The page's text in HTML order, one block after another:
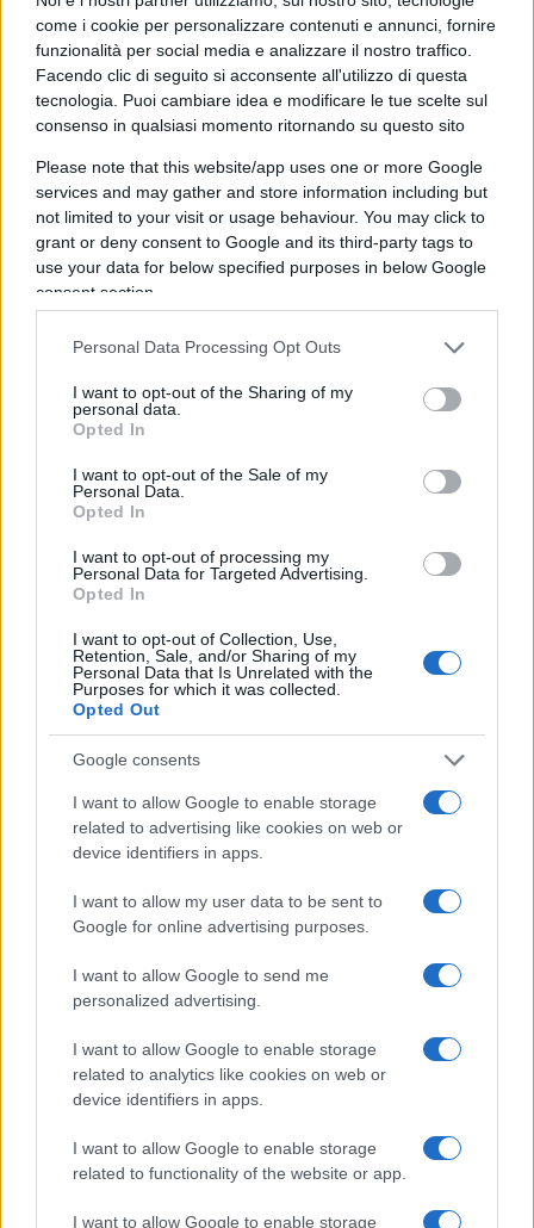
come i cookie per personalizzare contenuti e annunci, fornire
funzionalità per social media e analizzare il nostro traffico.
Facendo clic di seguito si acconsente all'utilizzo di questa
tecnologia. Puoi cambiare idea e modificare le tue scelte sul
consenso in qualsiasi momento ritornando su questo sito
Please note that this website/app uses one or more Google
services and may gather and store information including but
not limited to your visit or usage behaviour. You may click to
grant or deny consent to Google and its third-party tags to
use your data for below specified purposes in below Google
consent section.
Personal Data Processing Opt Outs
I want to opt-out of the Sharing of my
personal data.
Opted In
I want to opt-out of the Sale of my
Personal Data.
Opted In
I want to opt-out of processing my
Personal Data for Targeted Advertising.
Opted In
I want to opt-out of Collection, Use,
Retention, Sale, and/or Sharing of my
Personal Data that Is Unrelated with the
Purposes for which it was collected.
Opted Out
Google consents
I want to allow Google to enable storage
related to advertising like cookies on web or
device identifiers in apps.
I want to allow my user data to be sent to
Google for online advertising purposes.
I want to allow Google to send me
personalized advertising.
I want to allow Google to enable storage
related to analytics like cookies on web or
device identifiers in apps.
I want to allow Google to enable storage
related to functionality of the website or app.
I want to allow Google to enable storage
guerra in Ucraina, la crisi del gas e le recenti
polemiche sulla decisione (folle) dell’Ue dimettere
al bando le auto a motore endotermico dal 2035
E noi li affronteremo con chi si trova ad affrontare
vedranno tra gli ospiti i rappresentanti delle due
società più interessate alla transizione energetica
(Enel e Eni), uno dei maggiori operatori della
transizione digitale (OpenFiber). E poi Moncler, lo
Sudio Maisto, Mercedes, Philip Morris, Grimaldi
Lines e Ferrovie dello Stato. Insomma: un menu
Per vedere il programma nel dettaglio e tutti gli
ospiti,clicca qui
Come prenotarsi per La
Ripartenza 2022
Ora non resta che domandarsi: come fare ad
essere tra i commensali seduti al Teatro
Petruzzelli? Facile: andate sul sito deLa
Ripartenza 2022(clicca qui
), cliccate sul bottone
“prenota il tuo biglietto”, scegliete la sessione (o le
sessioni) che volete seguire e prenotate il vostro
posto con biglietto elettronico. L’ingresso è
gratuito.
Vi aspettiamo.
#LA RIPARTENZA #TEATRO PETRUZZELLI
4